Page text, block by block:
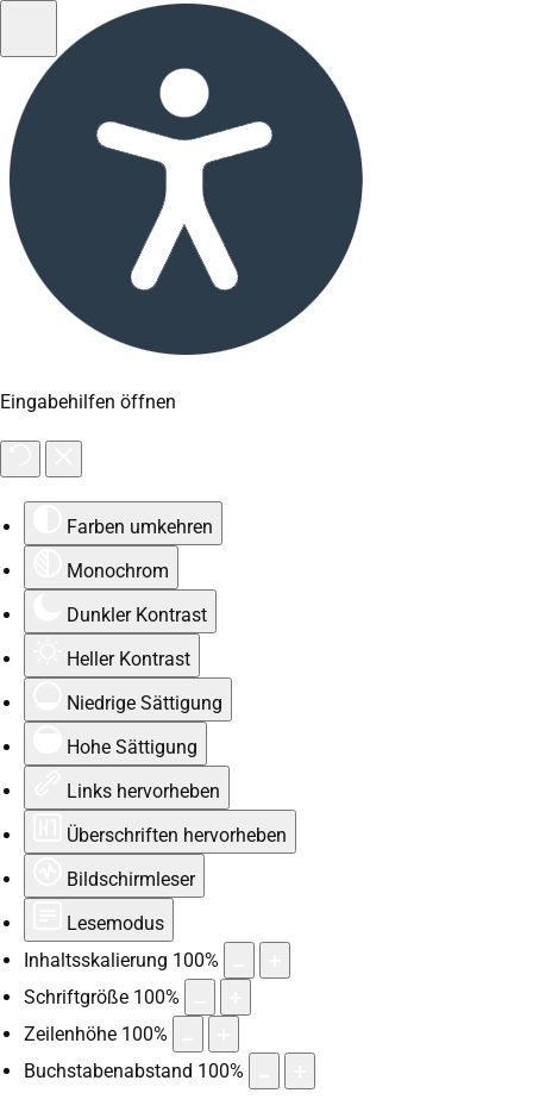
Eingabehilfen öffnen
Farben umkehren
Monochrom
Dunkler Kontrast
Heller Kontrast
Niedrige Sättigung
Hohe Sättigung
Links hervorheben
Überschriften hervorheben
Bildschirmleser
Lesemodus
Inhaltsskalierung 100%
Schriftgröße 100%
Zeilenhöhe 100%
Buchstabenabstand 100%